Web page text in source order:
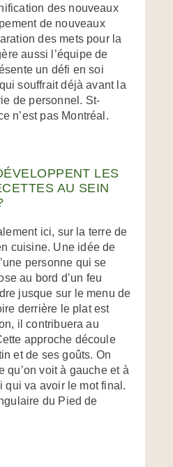
des nouveaux
de nouveaux
des mets pour la
aussi l’équipe de
un défi en soi
souffrait déjà avant la
de personnel. St-
n’est pas Montréal.
LES
AU SEIN
ici, sur la terre de
cuisine. Une idée de
personne qui se
au bord d’un feu
jusque sur le menu de
derrière le plat est
il contribuera au
approche découle
et de ses goûts. On
qu’on voit à gauche et à
qui va avoir le mot final.
du Pied de